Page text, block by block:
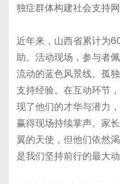
独症群体构建社会支持网
近年来，山西省累计为
助。活动现场，参与者
流动的蓝色风景线。孤
支持经验。在互动环节
现了他们的才华与潜力
赢得现场持续掌声。家
翼的天使，但他们依然
是我们坚持前行的最大